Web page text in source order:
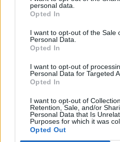
personal data.
Opted In
I want to opt-out of the Sale
Personal Data.
Opted In
I want to opt-out of
Personal Data for Targeted
Opted In
I want to opt-out of
Retention, Sale, and/or
Personal Data that Is
Purposes for which it was
Opted Out
ΡΟΗ ΕΙΔΗΣΕΩΝ